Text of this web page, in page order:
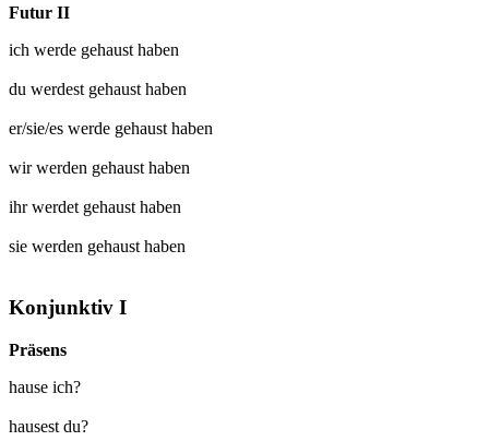
Futur II
ich werde gehaust haben
du werdest gehaust haben
er/sie/es werde gehaust haben
wir werden gehaust haben
ihr werdet gehaust haben
sie werden gehaust haben
Konjunktiv I
Präsens
hause ich?
hausest du?